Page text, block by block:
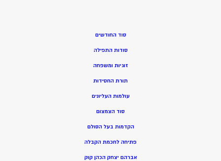
סוד החודשים
סודות התפילה
זוגיות ומשפחה
תורת החסידות
עולמות העליונים
סוד הצמצום
הקדמות בעל הסולם
פתיחה לחכמת הקבלה
אברהם יצחק הכהן קוק